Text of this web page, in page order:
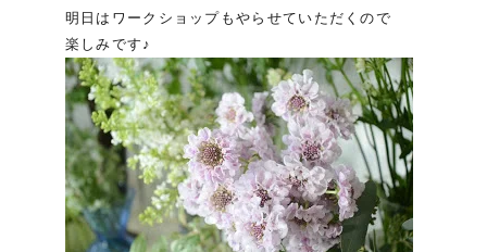
明日はワークショップもやらせていただくので
楽しみです♪